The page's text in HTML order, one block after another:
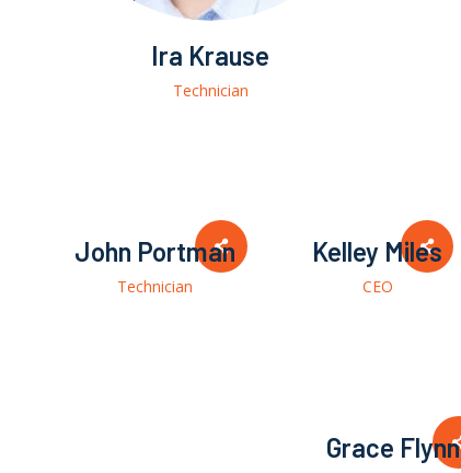
Ira Krause
Technician
John Portman
Technician
Kelley Miles
CEO
Grace Flynn